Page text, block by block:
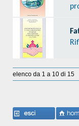
elenco da 1 a 10 di 15